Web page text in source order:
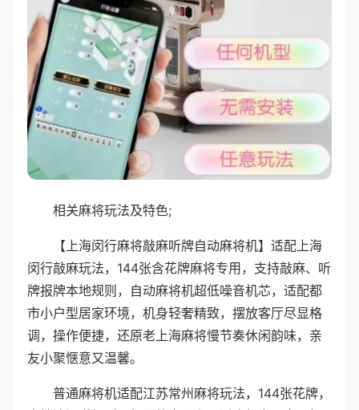
相关麻将玩法及特色;
【上海闵行麻将敲麻听牌自动麻将机】适配上海
闵行敲麻玩法，144张含花牌麻将专用，支持敲麻、听
牌报牌本地规则，自动麻将机超低噪音机芯，适配都
市小户型居家环境，机身轻奢精致，摆放客厅尽显格
调，操作便捷，还原老上海麻将慢节奏休闲韵味，亲
友小聚惬意又温馨。
普通麻将机适配江苏常州麻将玩法，144张花牌，